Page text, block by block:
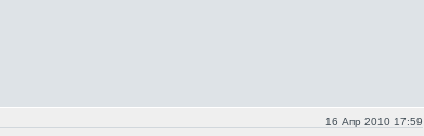
16 Апр 2010 17:59